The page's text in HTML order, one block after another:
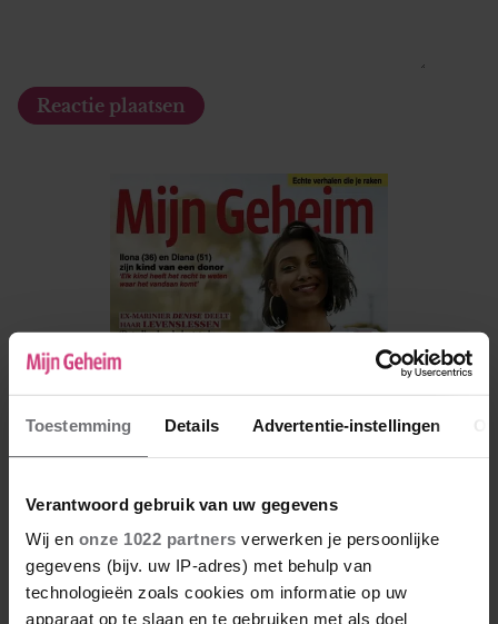
Toestemming Details Advertentie-instellingen
Verantwoord gebruik van uw gegevens
Wij en onze 1022 partners verwerken je persoonlijke
gegevens (bijv. uw IP-adres) met behulp van
technologieën zoals cookies om informatie op uw
apparaat op te slaan en te gebruiken met als doel
De nieuwe Mijn Geheim ligt nu in de winkel
Abonneren